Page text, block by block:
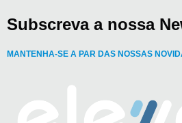
Subscreva a nossa
MANTENHA-SE A PAR DAS NOSSAS